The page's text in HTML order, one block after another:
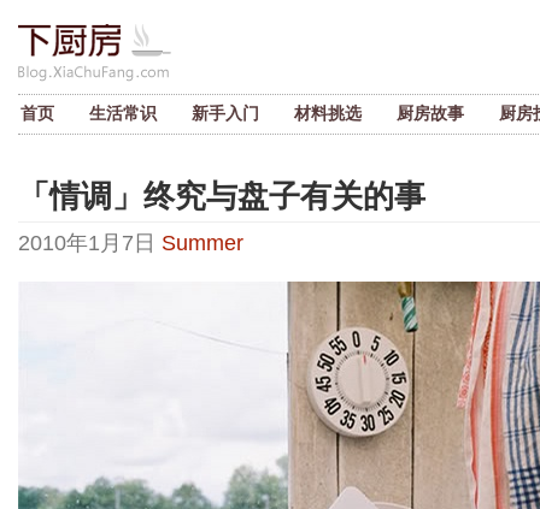
首页 生活常识 新手入门 材料挑选 厨房故事 厨房
「情调」终究与盘子有关的事
2010年1月7日 Summer